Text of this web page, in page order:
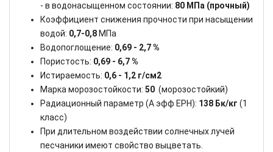
- в водонасыщенном состоянии: 80 МПа (прочный)
Коэффициент снижения прочности при насыщении
водой: 0,7-0,8 МПа
Водопоглощение: 0,69 - 2,7 %
Пористость: 0,69 - 6,7 %
Истираемость: 0,6 - 1,2 г/см2
Марка морозостойкости: 50 (морозостойкий)
Радиационный параметр (А эфф ЕРН): 138 Бк/кг (1
класс)
При длительном воздействии солнечных лучей
песчаники имеют свойство выцветать.